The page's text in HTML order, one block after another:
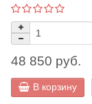
48 850 руб.
В корзину